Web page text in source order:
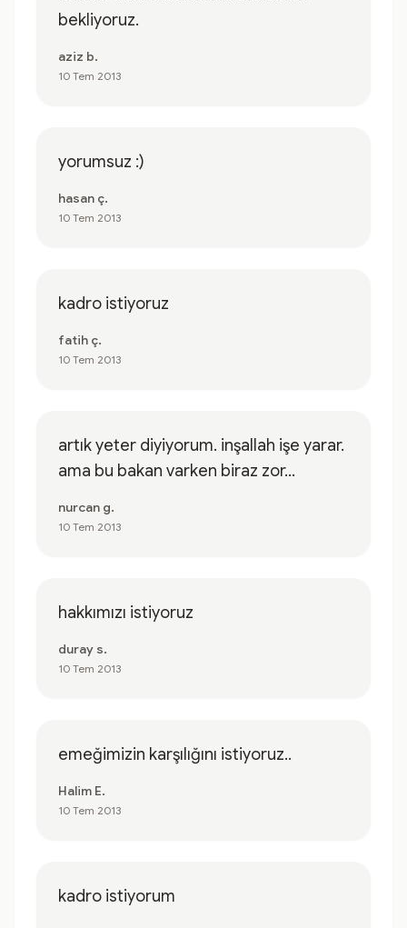
bekliyoruz.
aziz b.
10 Tem 2013
yorumsuz :)
hasan ç.
10 Tem 2013
kadro istiyoruz
fatih ç.
10 Tem 2013
artık yeter diyiyorum. inşallah işe yarar.
ama bu bakan varken biraz zor...
nurcan g.
10 Tem 2013
hakkımızı istiyoruz
duray s.
10 Tem 2013
emeğimizin karşılığını istiyoruz..
Halim E.
10 Tem 2013
kadro istiyorum